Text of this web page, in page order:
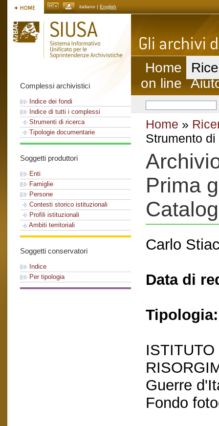
italiano | English
Complessi archivistici
Indice dei fondi
Indice di tutti i complessi
Strumenti di ricerca
Tipologie documentarie
Soggetti produttori
Enti
Famiglie
Persone
Contesti storico istituzionali
Profili istituzionali
Ambiti territoriali
Soggetti conservatori
Indice
Per tipologia
Home
on line
Home »
Strumento
Prima
Carlo
Data di
Tipologia:
Guerre
Fondo